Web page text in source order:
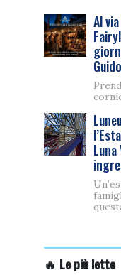
Al
🔥 Le più lette